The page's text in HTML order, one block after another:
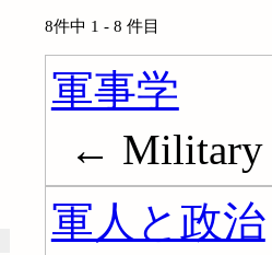
8件中 1 - 8 件目
軍事学
← Military
軍人と政治